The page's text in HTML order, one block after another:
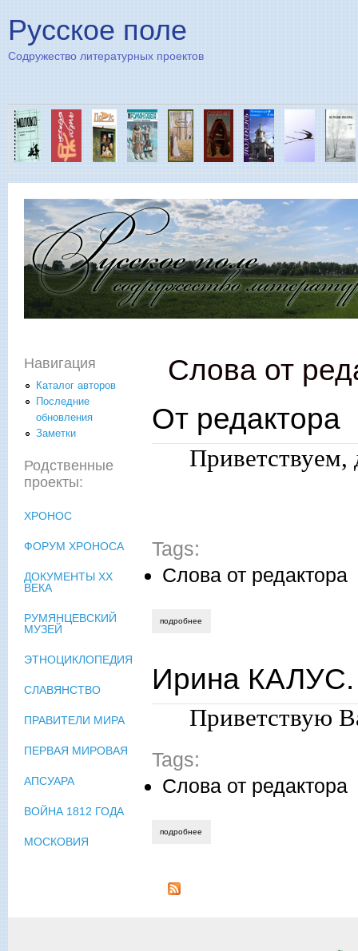
Русское поле
Содружество литературных проектов
Слова от
От редактора
Приветствуем,
Tags:
Слова от редактора
подробнее
Ирина КАЛУС.
Приветствую
Tags:
Слова от редактора
подробнее
Навигация
Каталог авторов
Последние
обновления
Заметки
Родственные
проекты:
ХРОНОС
ФОРУМ ХРОНОСА
ДОКУМЕНТЫ XX
ВЕКА
РУМЯНЦЕВСКИЙ
МУЗЕЙ
ЭТНОЦИКЛОПЕДИЯ
СЛАВЯНСТВО
ПРАВИТЕЛИ МИРА
ПЕРВАЯ МИРОВАЯ
АПСУАРА
ВОЙНА 1812 ГОДА
МОСКОВИЯ